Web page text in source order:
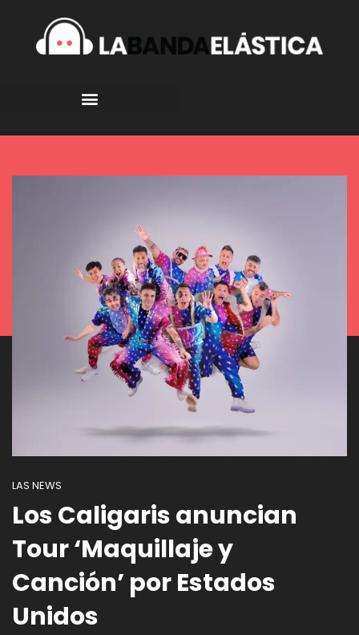
LAS NEWS
Los Caligaris anuncian
Tour ‘Maquillaje y
Canción’ por Estados
Unidos